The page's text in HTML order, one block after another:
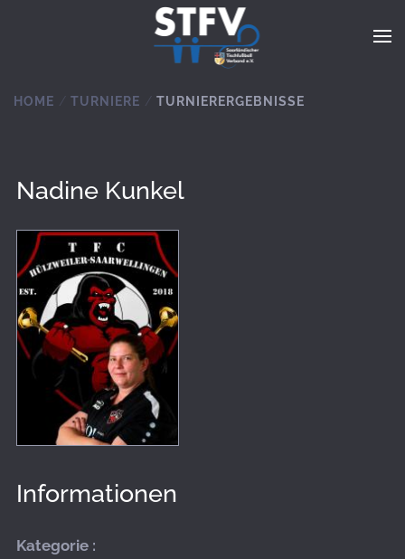
Zum Hauptinhalt springen
HOME TURNIERE TURNIERERGEBNISSE
Nadine Kunkel
Informationen
Kategorie :